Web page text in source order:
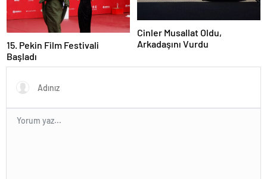
15. Pekin Film Festivali
Başladı
Cinler Musallat Oldu,
Arkadaşını Vurdu